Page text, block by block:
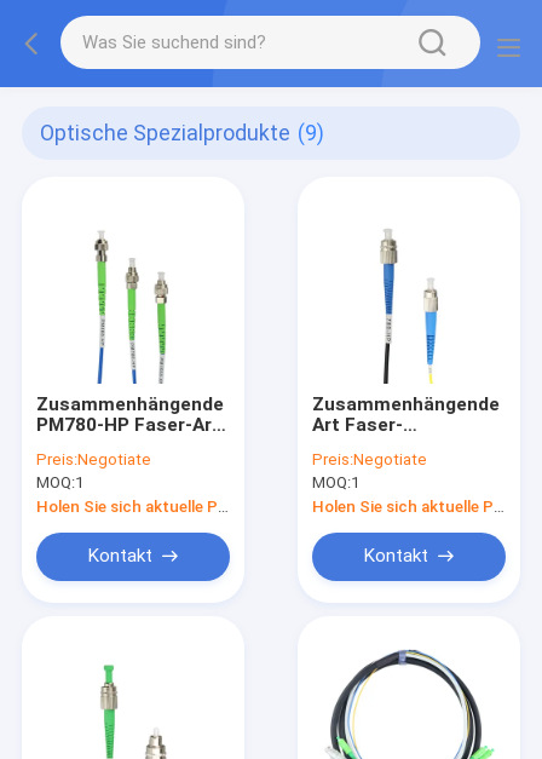
Optische Spezialprodukte (9)
Zusammenhängende
PM780-HP Faser-Art
FC-/APCfaser-
Optikflecken-Kabel
Nufern
Preis:Negotiate
MOQ:1
Kontakt
Zusammenhängende
Art Faser-
Nufern Faser-780-HP
des Monomode--
FC/PC
Preis:Negotiate
MOQ:1
Kontakt